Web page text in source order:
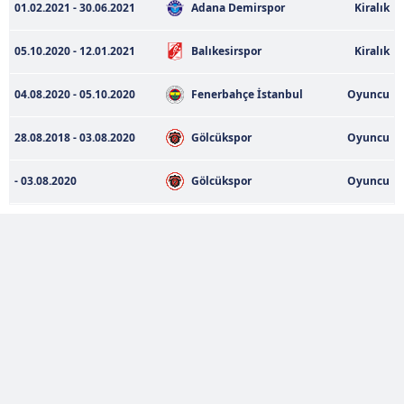
Sitemizde kendimize ve üçüncü kişilere ait çerezler
kullanılmaktadır. Bu çerezler vasıtasıyla çeşitli kişisel
verileriniz işlenmekte olup gerekli olan çerezler bilgi
toplumu hizmetlerinin sunulması amacıyla
kullanılmaktadır. Diğer çerezler, sitemizin daha işlevsel
kılınması ve kişiselleştirilmesi ve sizlere yönelik
reklam/pazarlama faaliyetlerinin yapılması, amaçlarıyla
sınırlı olarak açık rızanız dahilinde kullanılacaktır.
01.02.2021 - 30.06.2021 Adana Demirspor Kiralık
05.10.2020 - 12.01.2021 Balıkesirspor Kiralık
04.08.2020 - 05.10.2020 Fenerbahçe İstanbul Oyuncu
28.08.2018 - 03.08.2020 Gölcükspor Oyuncu
- 03.08.2020 Gölcükspor Oyuncu